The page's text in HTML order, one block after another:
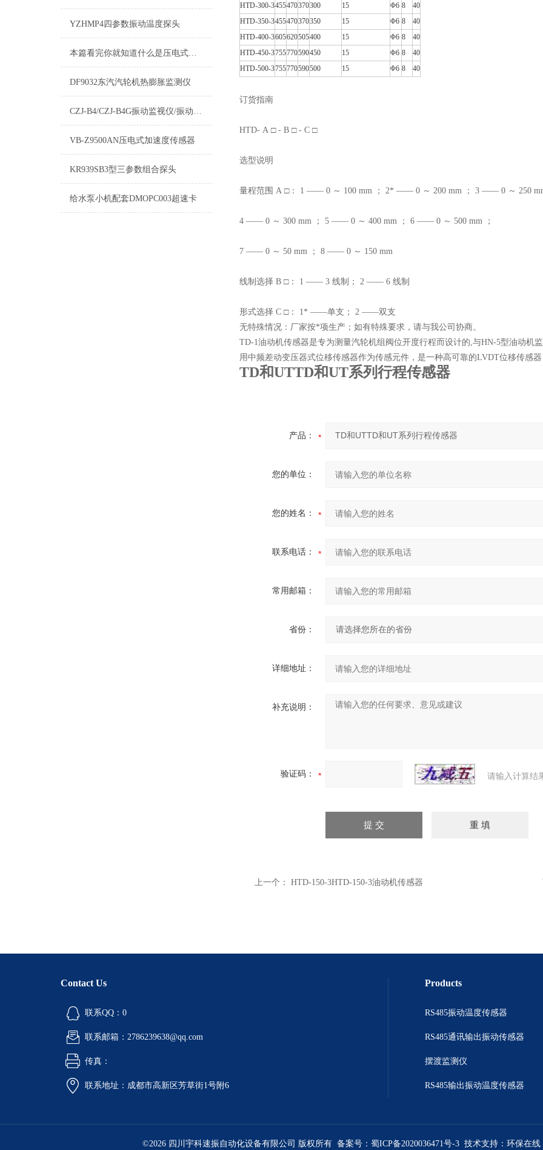
YZHMP4四参数振动温度探头
本篇看完你就知道什么是压电式速度传感器了
DF9032东汽汽轮机热膨胀监测仪
CZJ-B4/CZJ-B4G振动监视仪/振动监视仪挂壁式
VB-Z9500AN压电式加速度传感器
KR939SB3型三参数组合探头
给水泵小机配套DMOPC003超速卡
HTD-300-3455470370300 15 Φ6 8
40
HTD-350-3455470370350 15 Φ6 8
40
HTD-400-3605620505400 15 Φ6 8
40
HTD-450-3755770590450 15 Φ6 8
40
HTD-500-3755770590500 15 Φ6 8 40
订货指南
HTD- A □ - B □ - C □
选型说明
量程范围 A □： 1 —— 0 ～ 100 mm ； 2* —— 0 ～ 200 mm ； 3 —— 0 ～ 250
4 —— 0 ～ 300 mm ； 5 —— 0 ～ 400 mm ； 6 —— 0 ～ 500 mm ；
7 —— 0 ～ 50 mm ； 8 —— 0 ～ 150 mm
线制选择 B □： 1 —— 3 线制； 2 —— 6 线制
形式选择 C □： 1* ——单支； 2 ——双支
无特殊情况：厂家按*项生产；如有特殊要求，请与我公司协商。
TD-1油动机传感器是专为测量汽轮机组阀位开度行程而设计的,与HN-5型油动机
用中频差动变压器式位移传感器作为传感元件，是一种高可靠的LVDT位移传感
TD和UTTD和UT系列行程传感器
产品：
您的单位：
您的姓名：
联系电话：
常用邮箱：
省份：
详细地址：
补充说明：
验证码： 请输入计算结
上一个： HTD-150-3HTD-150-3油动机传感器
Contact Us
联系QQ：0
联系邮箱：2786239638@qq.com
传真：
联系地址：成都市高新区芳草街1号附6
Products
RS485振动温度传感器
RS485通讯输出振动传感器
摆渡监测仪
RS485输出振动温度传感器
©2026 四川宇科速振自动化设备有限公司 版权所有 备案号： 蜀ICP备2020036471号-3 技术支持： 环保在线